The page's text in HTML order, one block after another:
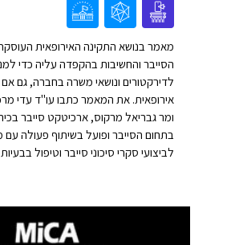
מאמר בנושא התקינה האירופאית
הסייבר והחשיבות בהקפדה עליה כדי
לדירקטורים ונושאי משרה בחברה, גם
אירופאית. את המאמר כתבו עו"ד עדי
ומר גבריאל מרקוס, ארכיטקט סייבר
בתחום הסייבר ופועל בשיתוף פעולה
לביצועי סקרי סיכוני סייבר וטיפול